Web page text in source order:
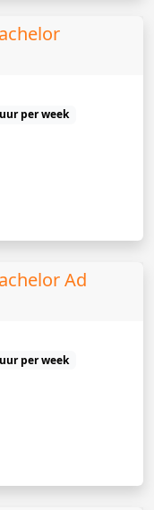
per week
Ad
per week